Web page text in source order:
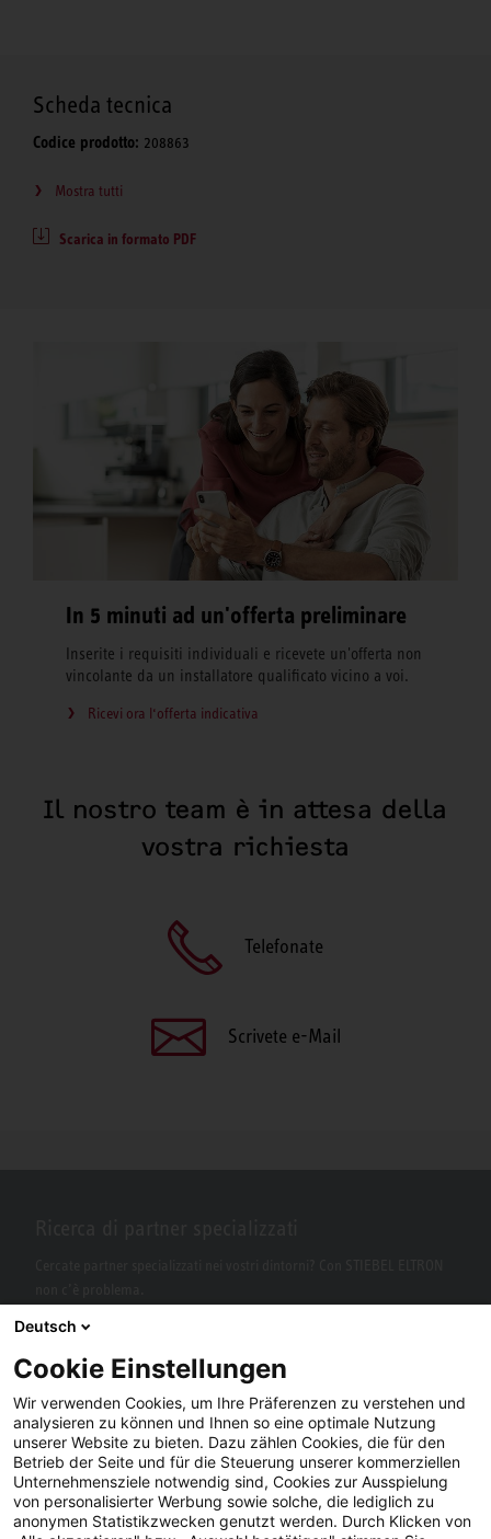
Scheda tecnica
Codice prodotto: 208863
Mostra tutti
Scarica in formato PDF
In 5 minuti ad un'offerta preliminare
Inserite i requisiti individuali e ricevete un'offerta non
vincolante da un installatore qualificato vicino a voi.
Ricevi ora l‘offerta indicativa
Il nostro team è in attesa della
vostra richiesta
Telefonate
Scrivete e-Mail
Facebook YouTube LinkedIn
Deutsch
Cookie Einstellungen
Wir verwenden Cookies, um Ihre Präferenzen zu verstehen und
analysieren zu können und Ihnen so eine optimale Nutzung
unserer Website zu bieten. Dazu zählen Cookies, die für den
Betrieb der Seite und für die Steuerung unserer kommerziellen
Unternehmensziele notwendig sind, Cookies zur Ausspielung
von personalisierter Werbung sowie solche, die lediglich zu
anonymen Statistikzwecken genutzt werden. Durch Klicken von